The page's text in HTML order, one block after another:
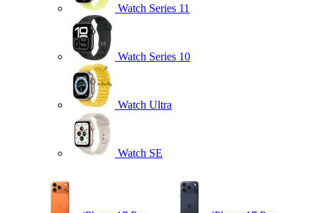
Watch Series 11
Watch Series 10
Watch Ultra
Watch SE